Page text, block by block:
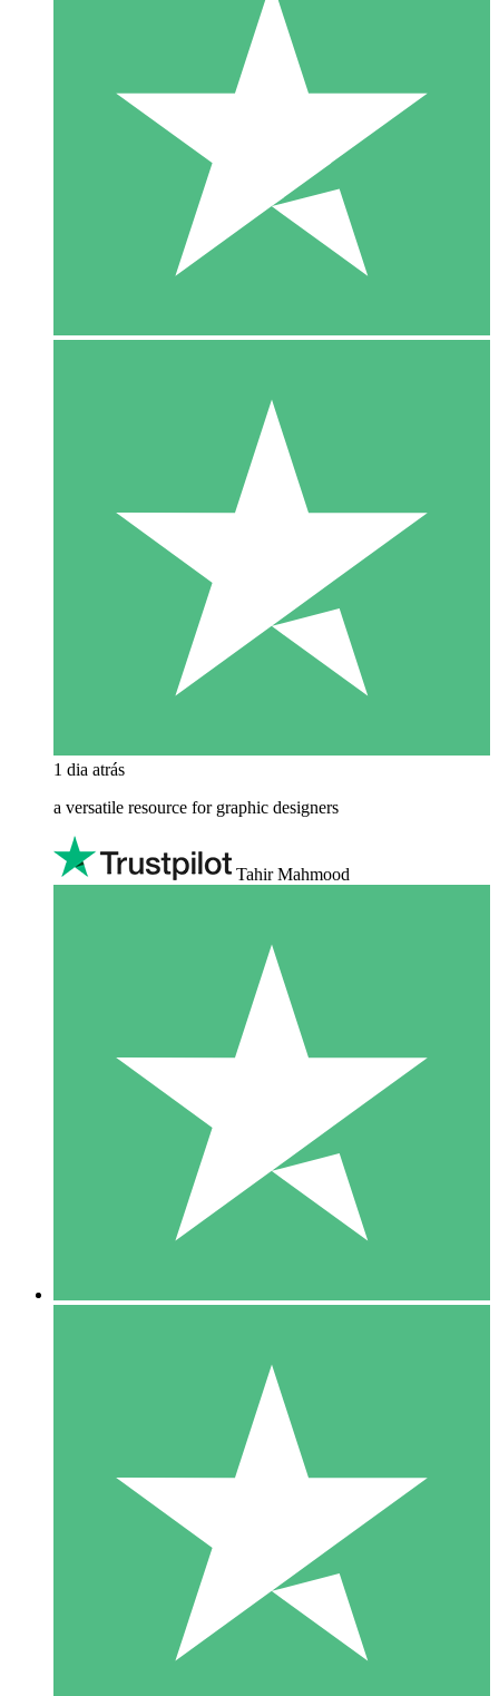
1 dia atrás
a versatile resource for graphic designers
Tahir Mahmood